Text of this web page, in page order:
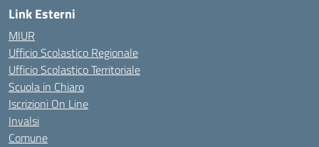
Link Esterni
MIUR
Ufficio Scolastico Regionale
Ufficio Scolastico Territoriale
Scuola in Chiaro
Iscrizioni On Line
Invalsi
Comune